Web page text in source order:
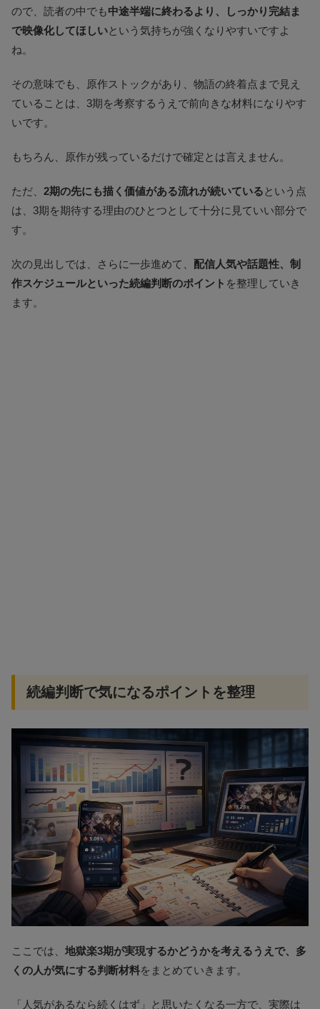
ので、読者の中でも中途半端に終わるより、しっかり完結ま
で映像化してほしいという気持ちが強くなりやすいですよ
ね。
その意味でも、原作ストックがあり、物語の終着点まで見え
ていることは、3期を考察するうえで前向きな材料になりやす
いです。
もちろん、原作が残っているだけで確定とは言えません。
ただ、 2期の先にも描く価値がある流れが続いているという点
は、3期を期待する理由のひとつとして十分に見ていい部分で
す。
次の見出しでは、さらに一歩進めて、 配信人気や話題性、制
作スケジュールといった続編判断のポイント を整理していき
ます。
続編判断で気になるポイントを整理
ここでは、 地獄楽3期が実現するかどうかを考えるうえで、多
くの人が気にする判断材料をまとめていきます。
「人気があるなら続くはず」と思いたくなる一方で、実際は